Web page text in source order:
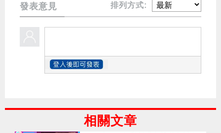
發表意見 排列方式:
相關文章